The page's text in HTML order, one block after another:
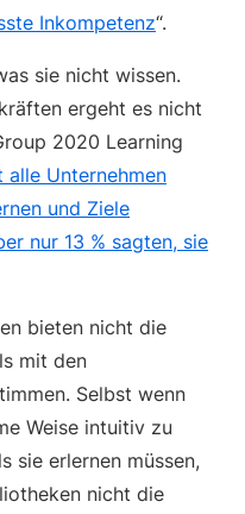
Inkompetenz“.
sie nicht wissen.
ergeht es nicht
2020 Learning
Unternehmen
und Ziele
nur 13 % sagten, sie
bieten nicht die
mit den
Selbst wenn
Weise intuitiv zu
sie erlernen müssen,
nicht die